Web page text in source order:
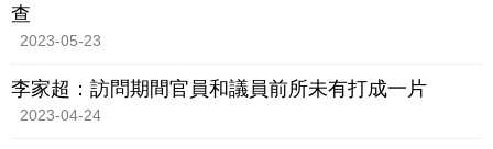
查
2023-05-23
李家超：訪問期間官員和議員前所未有打成一片
2023-04-24